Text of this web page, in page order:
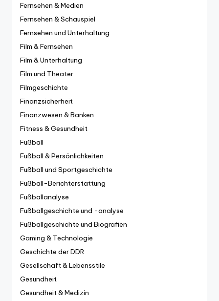
Fernsehen & Medien
Fernsehen & Schauspiel
Fernsehen und Unterhaltung
Film & Fernsehen
Film & Unterhaltung
Film und Theater
Filmgeschichte
Finanzsicherheit
Finanzwesen & Banken
Fitness & Gesundheit
Fußball
Fußball & Persönlichkeiten
Fußball und Sportgeschichte
Fußball-Berichterstattung
Fußballanalyse
Fußballgeschichte und -analyse
Fußballgeschichte und Biografien
Gaming & Technologie
Geschichte der DDR
Gesellschaft & Lebensstile
Gesundheit
Gesundheit & Medizin